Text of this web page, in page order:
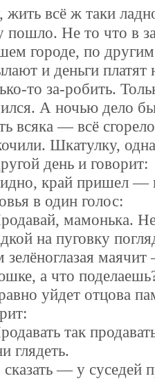
жить всё ж таки
пошло. Не то что в
городе, по
и деньги
то за-робить.
А ночью дело
всяка — всё
Шкатулку,
день и говорит:
край пришел —
в один голос:
мамонька.
на пуговку
зелёноглазая
а что
уйдет отцова
так
глядеть.
— у суседей